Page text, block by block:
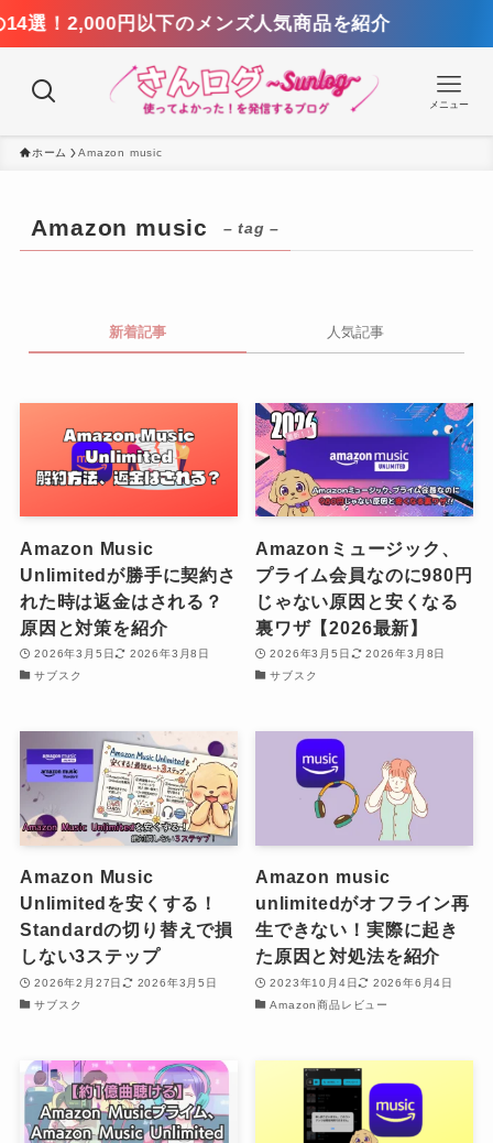
！2,000円以下のメンズ人気商品を紹介
メニュー
ホーム Amazon music
Amazon music – tag –
新着記事 人気記事
Amazon Music
Unlimitedが勝手に契約さ
れた時は返金はされる？
原因と対策を紹介
2026年3月5日
2026年3月8日
サブスク
Amazonミュージック、
プライム会員なのに980円
じゃない原因と安くなる
裏ワザ【2026最新】
2026年3月5日
2026年3月8日
サブスク
Amazon Music
Unlimitedを安くする！
Standardの切り替えで損
しない3ステップ
2026年2月27日
2026年3月5日
サブスク
Amazon music
unlimitedがオフライン再
生できない！実際に起き
た原因と対処法を紹介
2023年10月4日
2026年6月4日
Amazon商品レビュー